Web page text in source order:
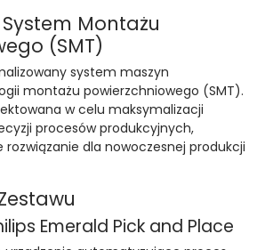
Montażu
(SMT)
system maszyn
montażu powierzchniowego (SMT).
w celu maksymalizacji
procesów produkcyjnych,
dla nowoczesnej produkcji
Emerald Pick and Place